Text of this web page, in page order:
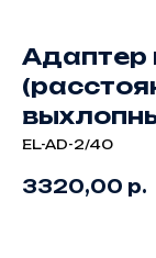
Адаптер
EL-AD-2/40
3320,00 р.